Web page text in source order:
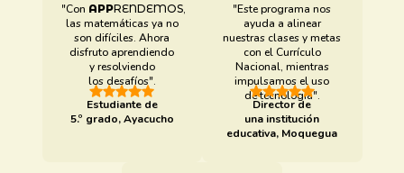
"Con APPRENDEMOS,
las matemáticas ya no
son difíciles. Ahora
disfruto aprendiendo
y resolviendo
los desafíos".
Estudiante de
5.º grado, Ayacucho
"Este programa nos
ayuda a alinear
nuestras clases y metas
con el Currículo
Nacional, mientras
impulsamos el uso
de tecnología".
Director de
una institución
educativa, Moquegua